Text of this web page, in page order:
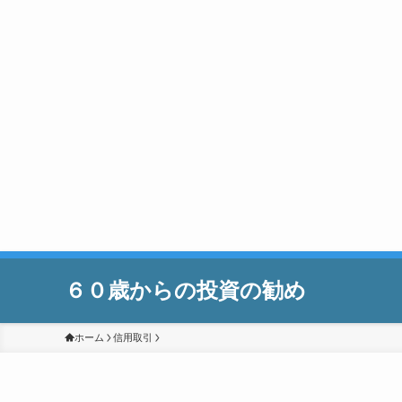
６０歳からの投資の勧め
ホーム 信用取引